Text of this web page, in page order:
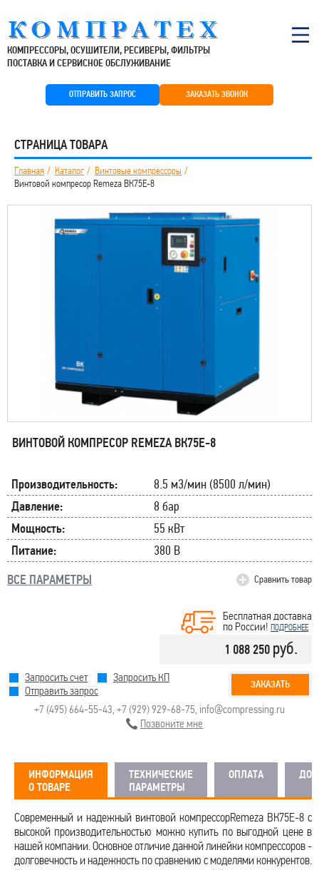
КОМПРЕССОРЫ, ОСУШИТЕЛИ, РЕСИВЕРЫ, ФИЛЬТРЫ
ПОСТАВКА И СЕРВИСНОЕ ОБСЛУЖИВАНИЕ
ОТПРАВИТЬ ЗАПРОС ЗАКАЗАТЬ ЗВОНОК
СТРАНИЦА ТОВАРА
Главная Каталог
Винтовые компрессоры
Винтовой компресор Remeza ВК75E-8
ВИНТОВОЙ КОМПРЕСОР REMEZA ВК75E-8
Производительность:
8.5 м3/мин (8500 л/мин)
Давление:
8 бар
Мощность:
55 кВт
Питание:
380 В
ВСЕ ПАРАМЕТРЫ
Сравнить товар
Бесплатная доставка
по России! ПОДРОБНЕЕ
1 088 250 руб.
Запросить счет
Запросить КП
Отправить запрос
ЗАКАЗАТЬ
+7 (495) 664-55-43 +7 (929) 929-68-75 info@compressing.ru
Позвоните мне
ИНФОРМАЦИЯ
О ТОВАРЕ
ТЕХНИЧЕСКИЕ
ПАРАМЕТРЫ
ОПЛАТА
Современный и надежный винтовой компрессорRemeza ВК75E-8 с
высокой производительностью можно купить по выгодной цене в
нашей компании. Основное отличие данной линейки компрессоров -
долговечность и надежность по сравнению с моделями конкурентов.